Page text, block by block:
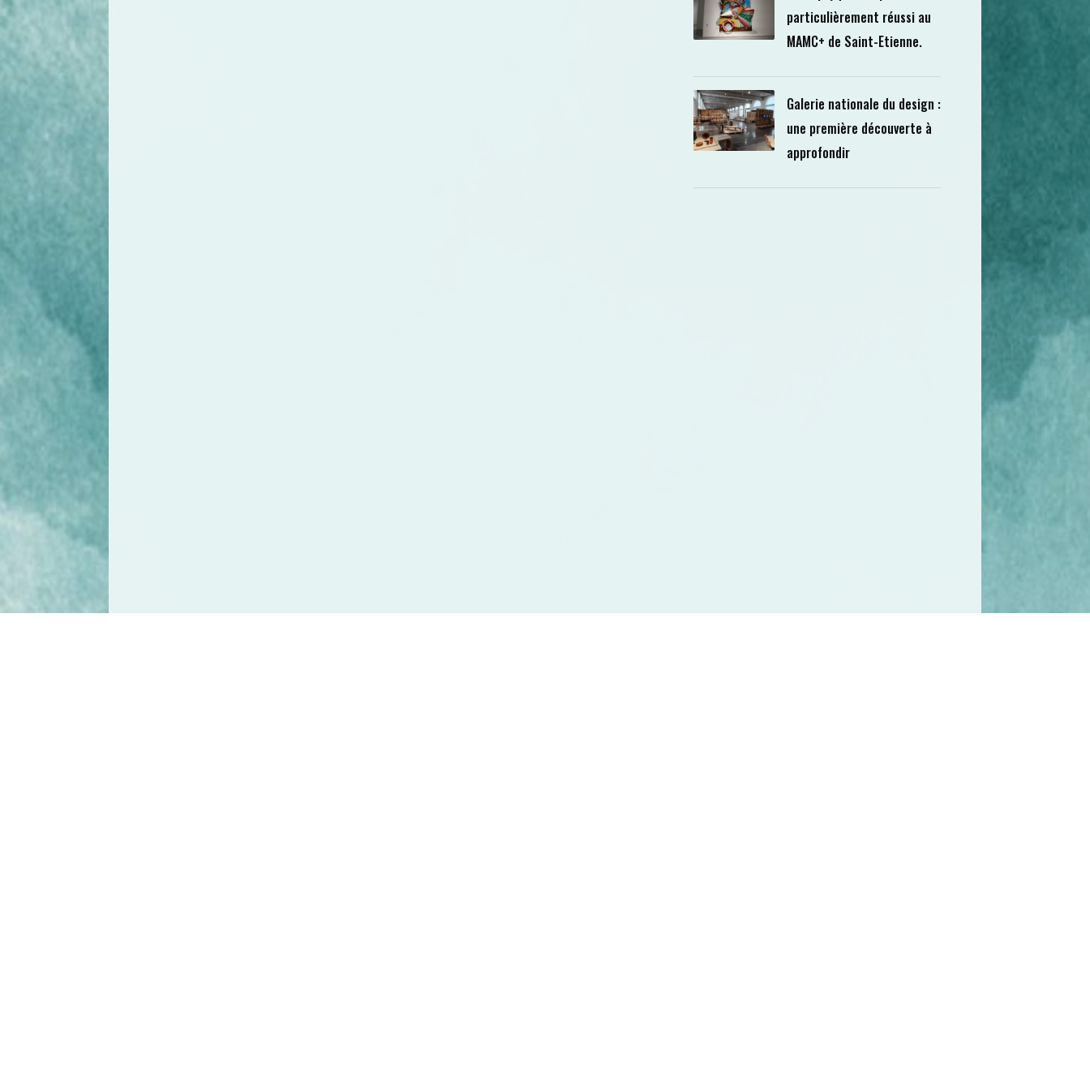
particulièrement réussi au
MAMC+ de Saint-Etienne.
Galerie nationale du design :
une première découverte à
approfondir